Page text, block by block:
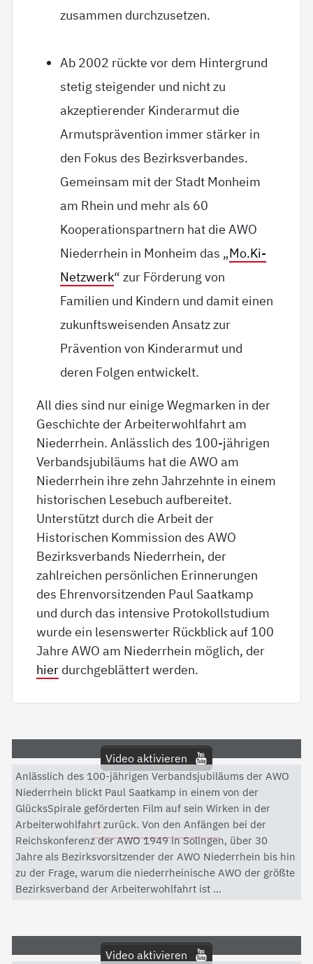
zusammen durchzusetzen.
Ab 2002 rückte vor dem Hintergrund
stetig steigender und nicht zu
akzeptierender Kinderarmut die
Armutsprävention immer stärker in
den Fokus des Bezirksverbandes.
Gemeinsam mit der Stadt Monheim
am Rhein und mehr als 60
Kooperationspartnern hat die AWO
Niederrhein in Monheim das „Mo.Ki-
Netzwerk“ zur Förderung von
Familien und Kindern und damit einen
zukunftsweisenden Ansatz zur
Prävention von Kinderarmut und
deren Folgen entwickelt.
All dies sind nur einige Wegmarken in der
Geschichte der Arbeiterwohlfahrt am
Niederrhein. Anlässlich des 100-jährigen
Verbandsjubiläums hat die AWO am
Niederrhein ihre zehn Jahrzehnte in einem
historischen Lesebuch aufbereitet.
Unterstützt durch die Arbeit der
Historischen Kommission des AWO
Bezirksverbands Niederrhein, der
zahlreichen persönlichen Erinnerungen
des Ehrenvorsitzenden Paul Saatkamp
und durch das intensive Protokollstudium
wurde ein lesenswerter Rückblick auf 100
Jahre AWO am Niederrhein möglich, der
hier durchgeblättert werden.
Video aktivieren
Mit dem Aktivieren des Videos akzeptieren Sie die
Datenschutzerklärung von YouTube.
Datenschutzerklärung
Anlässlich des 100-jährigen Verbandsjubiläums der AWO
Niederrhein blickt Paul Saatkamp in einem von der
GlücksSpirale geförderten Film auf sein Wirken in der
Arbeiterwohlfahrt zurück. Von den Anfängen bei der
Reichskonferenz der AWO 1949 in Solingen, über 30
Jahre als Bezirksvorsitzender der AWO Niederrhein bis hin
zu der Frage, warum die niederrheinische AWO der größte
Bezirksverband der Arbeiterwohlfahrt ist ...
Video aktivieren